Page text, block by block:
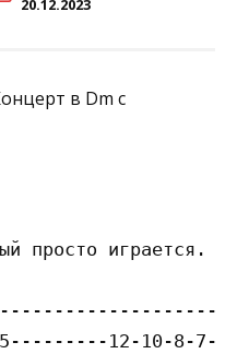
20.12.2023
в Dm с
просто играется.
5---------12-10-8-7-